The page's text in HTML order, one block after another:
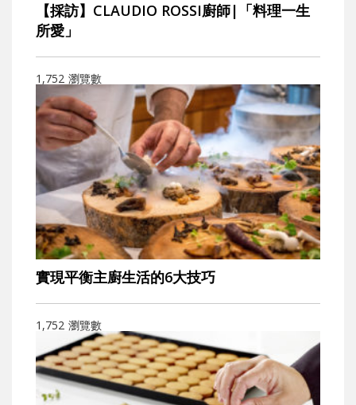
【採訪】CLAUDIO ROSSI廚師|「料理一生
所愛」
瀏覽數
1,752
實現平衡主廚生活的6大技巧
瀏覽數
1,752